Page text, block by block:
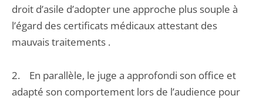
droit d’asile d’adopter une approche plus souple à
l’égard des certificats médicaux attestant des
mauvais traitements .
2. En parallèle, le juge a approfondi son office et
adapté son comportement lors de l’audience pour